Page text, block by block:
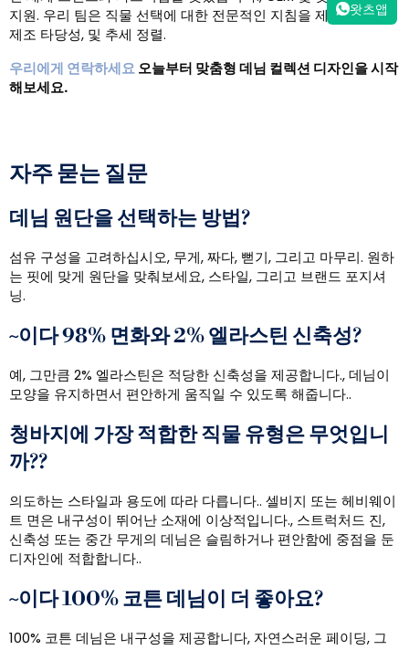
지원. 우리 팀은 직물 선택에 대한 전문적인 지침을 제공합니다.,
제조 타당성, 및 추세 정렬.
우리에게 연락하세요오늘부터 맞춤형 데님 컬렉션 디자인을 시작
해보세요.
자주 묻는 질문
데님 원단을 선택하는 방법?
섬유 구성을 고려하십시오, 무게, 짜다, 뻗기, 그리고 마무리. 원하
는 핏에 맞게 원단을 맞춰보세요, 스타일, 그리고 브랜드 포지셔
닝.
~이다 98% 면화와 2% 엘라스틴 신축성?
예, 그만큼 2% 엘라스틴은 적당한 신축성을 제공합니다., 데님이
모양을 유지하면서 편안하게 움직일 수 있도록 해줍니다..
청바지에 가장 적합한 직물 유형은 무엇입니
까??
의도하는 스타일과 용도에 따라 다릅니다.. 셀비지 또는 헤비웨이
트 면은 내구성이 뛰어난 소재에 이상적입니다., 스트럭처드 진,
신축성 또는 중간 무게의 데님은 슬림하거나 편안함에 중점을 둔
디자인에 적합합니다..
~이다 100% 코튼 데님이 더 좋아요?
100% 코튼 데님은 내구성을 제공합니다, 자연스러운 페이딩, 그
왓츠앱